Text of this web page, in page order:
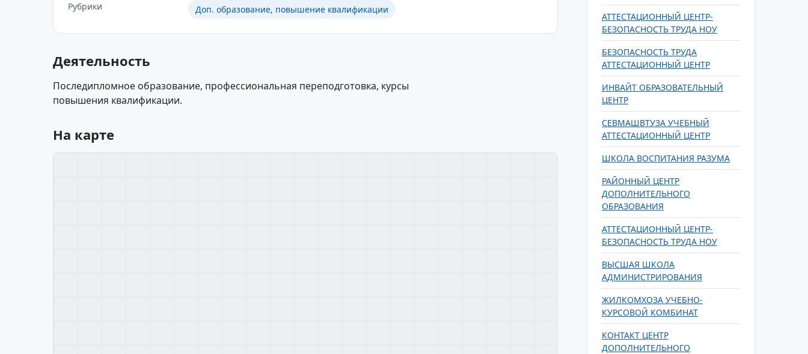
Рубрики Доп. образование, повышение квалификации
Деятельность
Последипломное образование, профессиональная переподготовка, курсы
повышения квалификации.
На карте
АТТЕСТАЦИОННЫЙ ЦЕНТР-
БЕЗОПАСНОСТЬ ТРУДА НОУ
БЕЗОПАСНОСТЬ ТРУДА
АТТЕСТАЦИОННЫЙ ЦЕНТР
ИНВАЙТ ОБРАЗОВАТЕЛЬНЫЙ
ЦЕНТР
СЕВМАШВТУЗА УЧЕБНЫЙ
АТТЕСТАЦИОННЫЙ ЦЕНТР
ШКОЛА ВОСПИТАНИЯ РАЗУМА
РАЙОННЫЙ ЦЕНТР
ДОПОЛНИТЕЛЬНОГО
ОБРАЗОВАНИЯ
АТТЕСТАЦИОННЫЙ ЦЕНТР-
БЕЗОПАСНОСТЬ ТРУДА НОУ
ВЫСШАЯ ШКОЛА
АДМИНИСТРИРОВАНИЯ
ЖИЛКОМХОЗА УЧЕБНО-
КУРСОВОЙ КОМБИНАТ
КОНТАКТ ЦЕНТР
ДОПОЛНИТЕЛЬНОГО